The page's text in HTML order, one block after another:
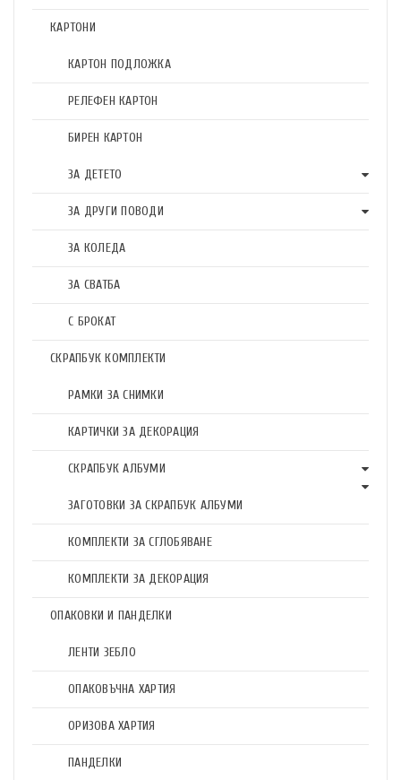
КАРТОНИ
КАРТОН ПОДЛОЖКА
РЕЛЕФЕН КАРТОН
БИРЕН КАРТОН
ЗА ДЕТЕТО
ЗА ДРУГИ ПОВОДИ
ЗА КОЛЕДА
ЗА СВАТБА
С БРОКАТ
СКРАПБУК КОМПЛЕКТИ
РАМКИ ЗА СНИМКИ
КАРТИЧКИ ЗА ДЕКОРАЦИЯ
СКРАПБУК АЛБУМИ
ЗАГОТОВКИ ЗА СКРАПБУК АЛБУМИ
КОМПЛЕКТИ ЗА СГЛОБЯВАНЕ
КОМПЛЕКТИ ЗА ДЕКОРАЦИЯ
ОПАКОВКИ И ПАНДЕЛКИ
ЛЕНТИ ЗЕБЛО
ОПАКОВЪЧНА ХАРТИЯ
ОРИЗОВА ХАРТИЯ
ПАНДЕЛКИ